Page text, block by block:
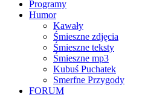
Programy
Humor
Kawały
Śmieszne zdjęcia
Śmieszne teksty
Śmieszne mp3
Kubuś Puchatek
Smerfne Przygody
FORUM